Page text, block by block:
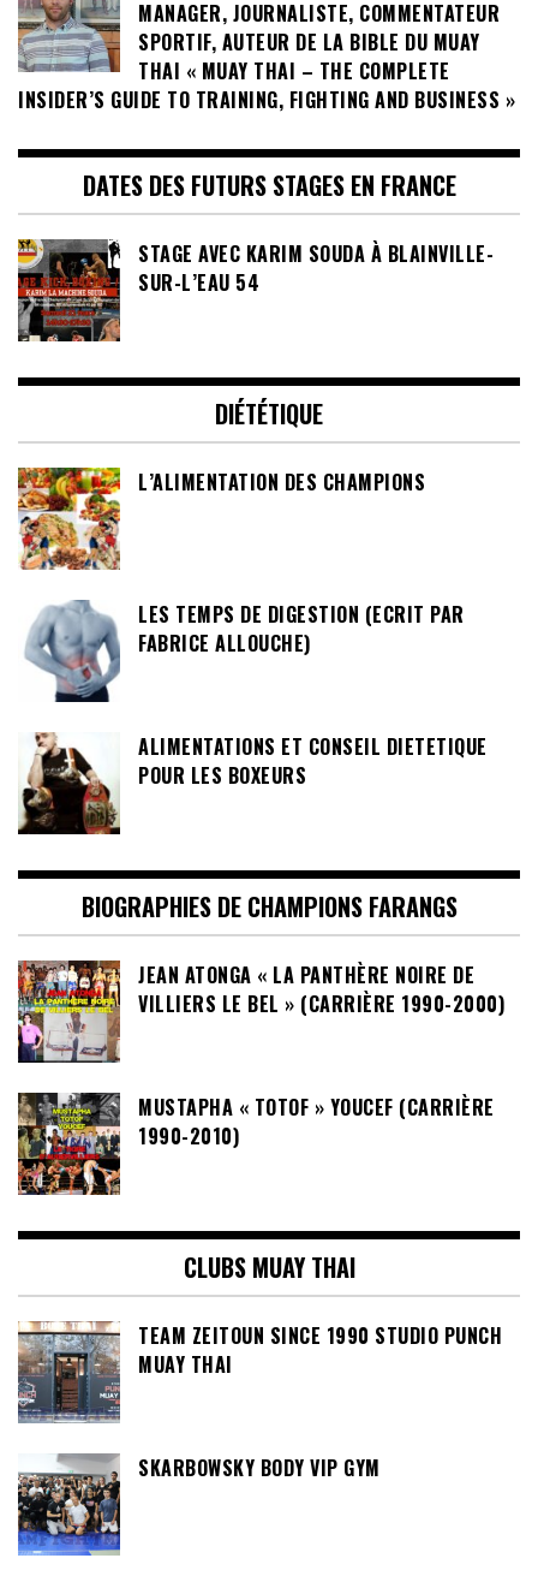
MANAGER, JOURNALISTE, COMMENTATEUR
SPORTIF, AUTEUR DE LA BIBLE DU MUAY
THAI « MUAY THAI – THE COMPLETE
INSIDER’S GUIDE TO TRAINING, FIGHTING AND BUSINESS »
DATES DES FUTURS STAGES EN FRANCE
STAGE AVEC KARIM SOUDA À BLAINVILLE-
SUR-L’EAU 54
DIÉTÉTIQUE
L’ALIMENTATION DES CHAMPIONS
LES TEMPS DE DIGESTION (ECRIT PAR
FABRICE ALLOUCHE)
ALIMENTATIONS ET CONSEIL DIETETIQUE
POUR LES BOXEURS
BIOGRAPHIES DE CHAMPIONS FARANGS
JEAN ATONGA « LA PANTHÈRE NOIRE DE
VILLIERS LE BEL » (CARRIÈRE 1990-2000)
MUSTAPHA « TOTOF » YOUCEF (CARRIÈRE
1990-2010)
CLUBS MUAY THAI
TEAM ZEITOUN SINCE 1990 STUDIO PUNCH
MUAY THAI
SKARBOWSKY BODY VIP GYM